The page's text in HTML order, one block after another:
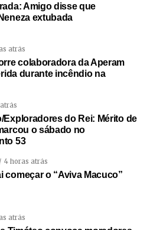
Amigo disse que
extubada
atrás
colaboradora da Aperam
durante incêndio na
Exploradores do Rei: Mérito de
o sábado no
53
4 horas atrás
começar o “Aviva Macuco”
atrás